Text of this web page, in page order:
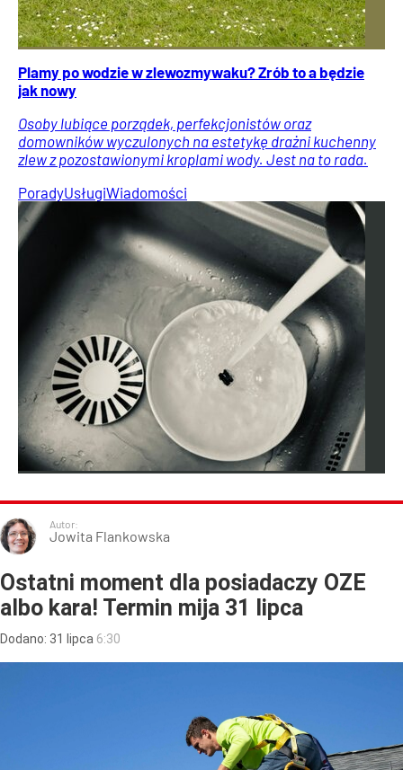
Plamy po wodzie w zlewozmywaku? Zrób to a będzie
jak nowy
Osoby lubiące porządek, perfekcjonistów oraz
domowników wyczulonych na estetykę drażni kuchenny
zlew z pozostawionymi kroplami wody. Jest na to rada.
PoradyUsługiWiadomości
Autor:
Jowita Flankowska
Ostatni moment dla posiadaczy OZE
albo kara! Termin mija 31 lipca
Dodano: 31 lipca 6:30